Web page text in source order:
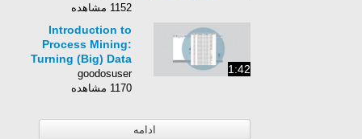
2017
1152 مشاهده
1:42
Introduction to
Process Mining:
Turning (Big) Data
into Real Value
goodosuser
1170 مشاهده
ادامه